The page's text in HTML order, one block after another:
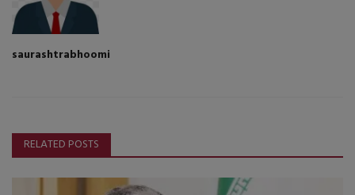
saurashtrabhoomi
RELATED POSTS